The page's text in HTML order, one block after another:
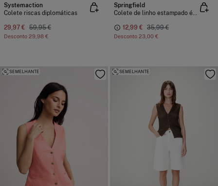
Systemaction
Colete riscas diplomáticas
29,97 € 59,95 €
Desconto 29,98 €
Springfield
Colete de linho estampado étnico
12,99 € 35,99 €
Desconto 23,00 €
SEMELHANTE SEMELHANTE